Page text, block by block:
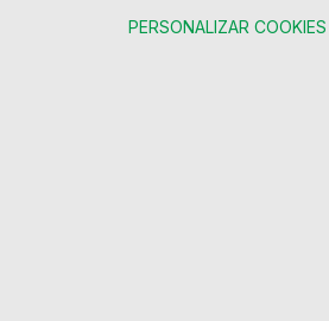
PERSONALIZAR COOKIES